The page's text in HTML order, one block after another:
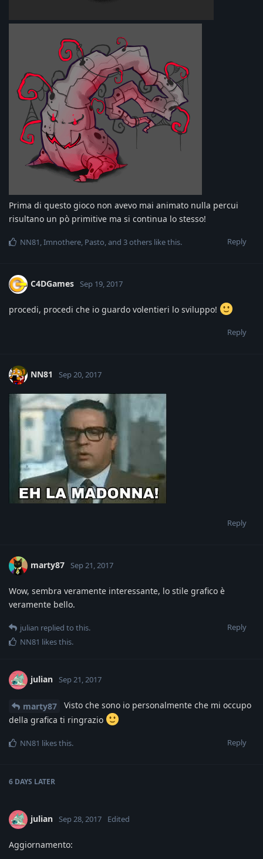
Prima di questo gioco non avevo mai animato nulla percui
risultano un pò primitive ma si continua lo stesso!
Reply
NN81,Imnothere, Pasto, and 3others like this.
C4DGames Sep 19, 2017
procedi, procedi che io guardo volentieri lo sviluppo!
Reply
NN81 Sep 20, 2017
Reply
marty87 Sep 21, 2017
Wow, sembra veramente interessante, lo stile grafico è
veramente bello.
Reply
julian replied to this.
NN81 likes this.
julian Sep 21, 2017
marty87
Visto che sono io personalmente che mi occupo
della grafica ti ringrazio
Reply
NN81 likes this.
6 DAYS LATER
julian Sep 28, 2017 Edited
Aggiornamento: